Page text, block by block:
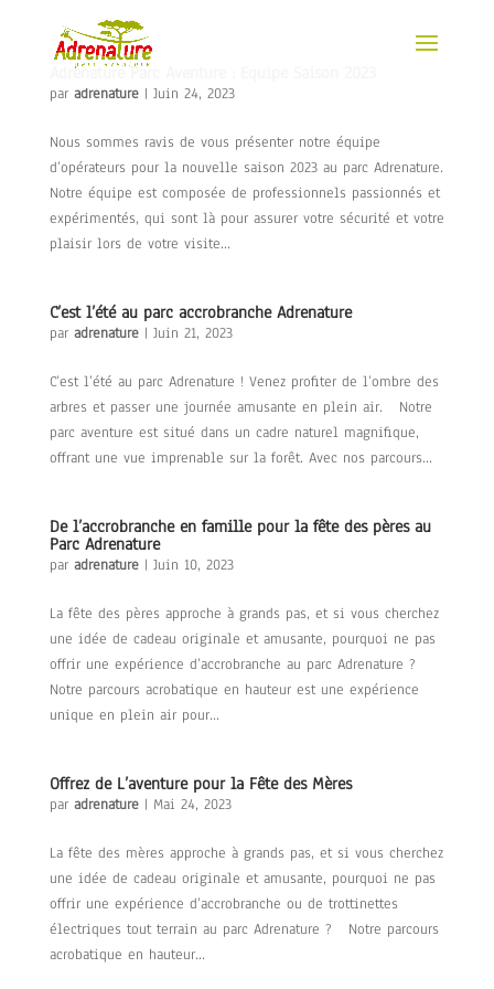
Adrenature Parc Aventure : Equipe Saison 2023
par adrenature| Juin 24, 2023
Nous sommes ravis de vous présenter notre équipe
d’opérateurs pour la nouvelle saison 2023 au parc Adrenature.
Notre équipe est composée de professionnels passionnés et
expérimentés, qui sont là pour assurer votre sécurité et votre
plaisir lors de votre visite...
C’est l’été au parc accrobranche Adrenature
par adrenature| Juin 21, 2023
C’est l’été au parc Adrenature ! Venez profiter de l’ombre des
arbres et passer une journée amusante en plein air. Notre
parc aventure est situé dans un cadre naturel magnifique,
offrant une vue imprenable sur la forêt. Avec nos parcours...
De l’accrobranche en famille pour la fête des pères au
Parc Adrenature
par adrenature| Juin 10, 2023
La fête des pères approche à grands pas, et si vous cherchez
une idée de cadeau originale et amusante, pourquoi ne pas
offrir une expérience d’accrobranche au parc Adrenature ?
Notre parcours acrobatique en hauteur est une expérience
unique en plein air pour...
Offrez de L’aventure pour la Fête des Mères
par adrenature| Mai 24, 2023
La fête des mères approche à grands pas, et si vous cherchez
une idée de cadeau originale et amusante, pourquoi ne pas
offrir une expérience d’accrobranche ou de trottinettes
électriques tout terrain au parc Adrenature ? Notre parcours
acrobatique en hauteur...